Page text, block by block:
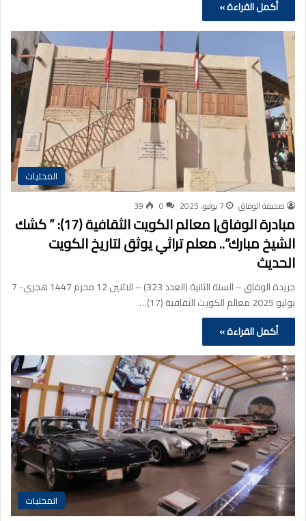
أكمل القراءة »
المحليات
صحيفة الوفاق 7 يوليو، 2025 0
39
مبادرة الوفاق| معالم الكويت الثقافية (17): ” كشك
الشيخ مبارك”.. معلم تراثي يوثق لتاريخ الكويت
الحديث
جريدة الوفاق – السنة الثانية (العدد 323) – الاثنين 12 محرم 1447 هجري- 7
يوليو 2025 معالم الكويت الثقافية (17)…
أكمل القراءة »
المحليات